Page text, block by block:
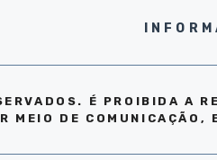
É PROIBIDA A
MEIO DE